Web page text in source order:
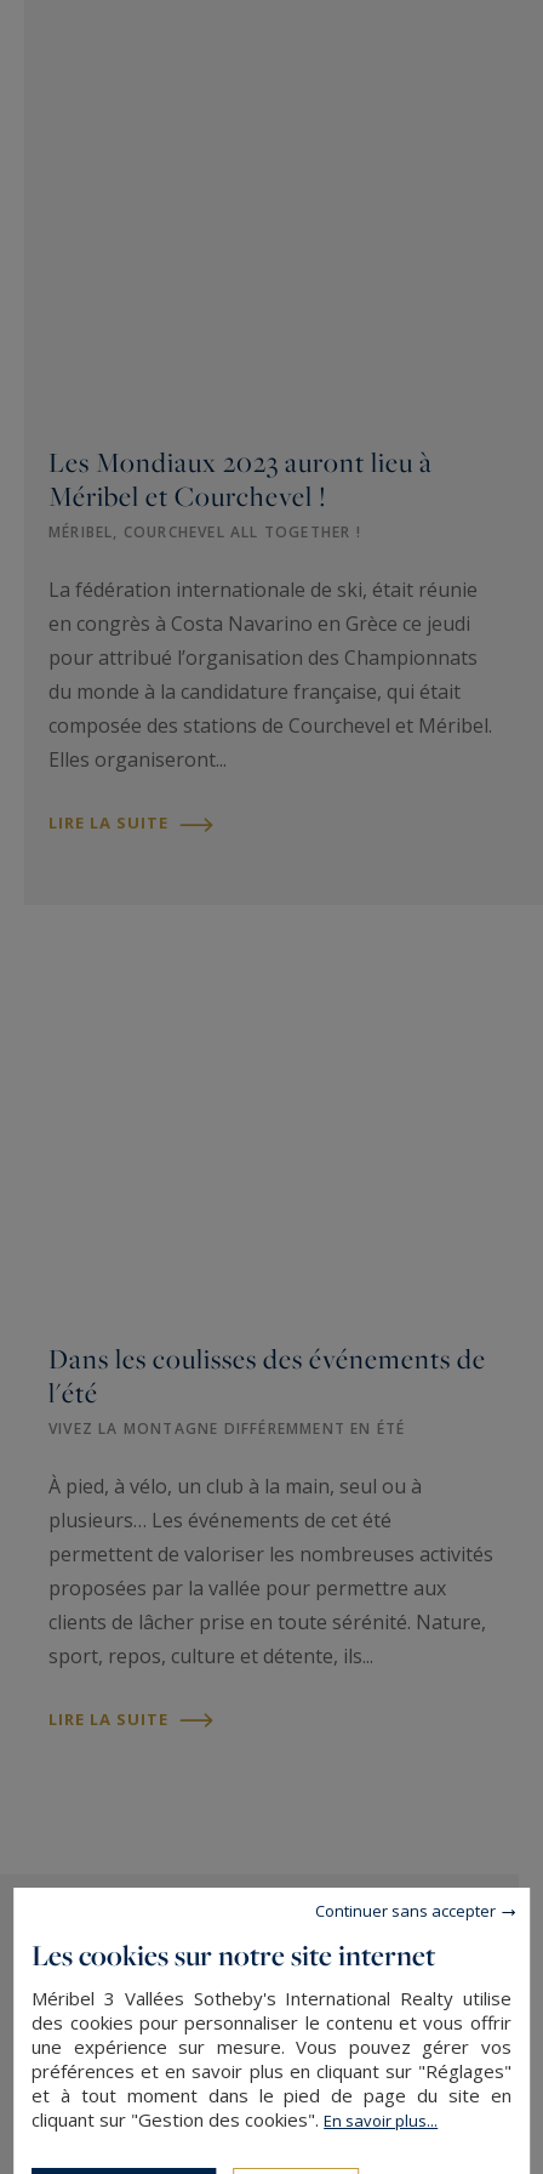
Les Mondiaux 2023 auront lieu à
Méribel et Courchevel !
MÉRIBEL, COURCHEVEL ALL TOGETHER !
La fédération internationale de ski, était réunie
en congrès à Costa Navarino en Grèce ce jeudi
pour attribué l’organisation des Championnats
du monde à la candidature française, qui était
composée des stations de Courchevel et Méribel.
Elles organiseront...
LIRE LA SUITE
Dans les coulisses des événements de
l'été
VIVEZ LA MONTAGNE DIFFÉREMMENT EN ÉTÉ
À pied, à vélo, un club à la main, seul ou à
plusieurs… Les événements de cet été
permettent de valoriser les nombreuses activités
proposées par la vallée pour permettre aux
clients de lâcher prise en toute sérénité. Nature,
sport, repos, culture et détente, ils...
LIRE LA SUITE
Semaine Zen Attitude
MÉRIBEL 3 VALLÉES
ZEN ALTITUDE Méribel vous invite à une sortie
Les cookies sur notre site internet
Méribel 3 Vallées Sotheby's International Realty utilise
des cookies pour personnaliser le contenu et vous offrir
une expérience sur mesure. Vous pouvez gérer vos
préférences et en savoir plus en cliquant sur "Réglages"
et à tout moment dans le pied de page du site en
cliquant sur "Gestion des cookies".En savoir plus...
Continuer sans accepter